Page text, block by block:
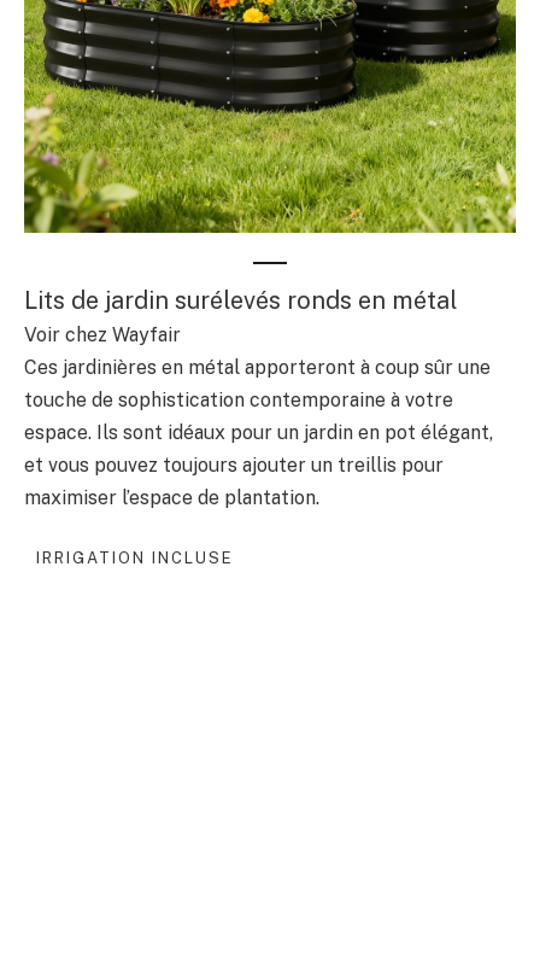
Lits de jardin surélevés ronds en métal
Voir chez Wayfair
Ces jardinières en métal apporteront à coup sûr une
touche de sophistication contemporaine à votre
espace. Ils sont idéaux pour un jardin en pot élégant,
et vous pouvez toujours ajouter un treillis pour
maximiser l’espace de plantation.
IRRIGATION INCLUSE